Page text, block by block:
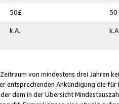
50£ 50
k.A.
von mindestens drei Jahren
entsprechenden Ankündigung die
dem in der Übersicht